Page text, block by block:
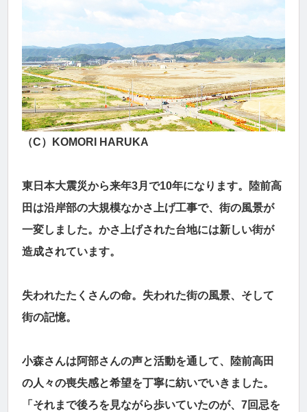
（C）KOMORI HARUKA
東日本大震災から来年3月で10年になります。陸前高
田は沿岸部の大規模なかさ上げ工事で、街の風景が
一変しました。かさ上げされた台地には新しい街が
造成されています。
失われたたくさんの命。失われた街の風景、そして
街の記憶。
小森さんは阿部さんの声と活動を通して、陸前高田
の人々の喪失感と希望を丁寧に紡いでいきました。
「それまで後ろを見ながら歩いていたのが、7回忌を